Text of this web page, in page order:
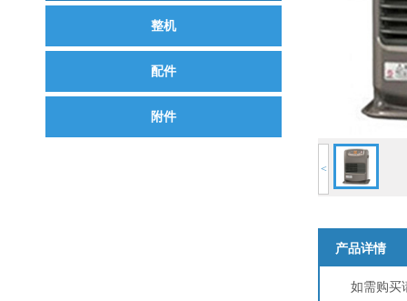
整机
配件
附件
<
产品详情
如需购买